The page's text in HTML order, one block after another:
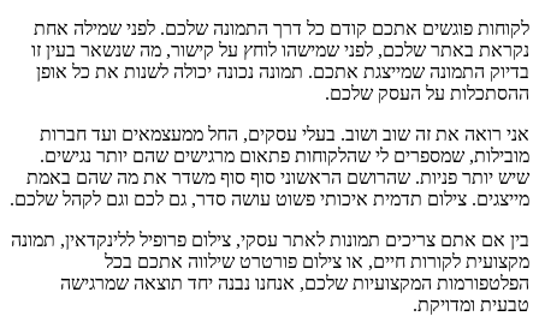
לקוחות פוגשים אתכם קודם כל דרך התמונה שלכם. לפני שמילה אחת
נקראת באתר שלכם, לפני שמישהו לוחץ על קישור, מה שנשאר בעין זו
בדיוק התמונה שמייצגת אתכם. תמונה נכונה יכולה לשנות את כל אופן
ההסתכלות על העסק שלכם.
אני רואה את זה שוב ושוב. בעלי עסקים, החל ממעצמאים ועד חברות
מובילות, שמספרים לי שהלקוחות פתאום מרגישים שהם יותר נגישים.
שיש יותר פניות. שהרושם הראשוני סוף סוף משדר את מה שהם באמת
מייצגים. צילום תדמית איכותי פשוט עושה סדר, גם לכם וגם לקהל שלכם.
בין אם אתם צריכים תמונות לאתר עסקי, צילום פרופיל ללינקדאין, תמונה
מקצועית לקורות חיים, או צילום פורטרט שילווה אתכם בכל
הפלטפורמות המקצועיות שלכם, אנחנו נבנה יחד תוצאה שמרגישה
טבעית ומדויקת.